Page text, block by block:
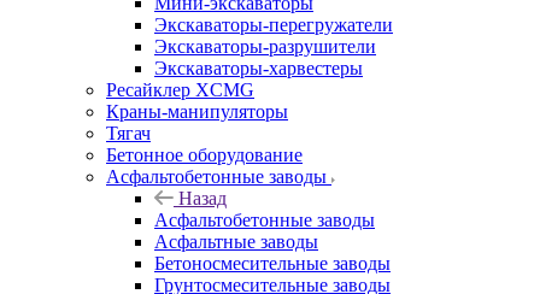
Экскаваторы-перегружатели
Экскаваторы-разрушители
Экскаваторы-харвестеры
Ресайклер XCMG
Краны-манипуляторы
Тягач
Бетонное оборудование
Асфальтобетонные заводы
Назад
Асфальтобетонные заводы
Асфальтные заводы
Бетоносмесительные заводы
Грунтосмесительные заводы